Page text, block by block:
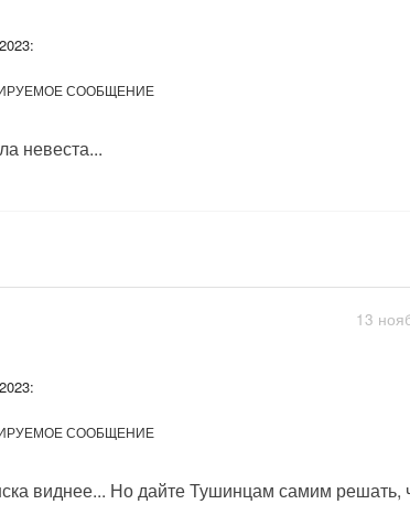
СООБЩЕНИЕ
невеста...
13
СООБЩЕНИЕ
виднее... Но дайте Тушинцам самим решать,